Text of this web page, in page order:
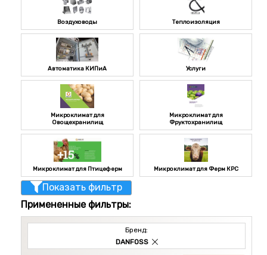
Воздуховоды Теплоизоляция
Автоматика КИПиА Услуги
Микроклимат для
Овощехранилищ
Микроклимат для
Фруктохранилищ
Микроклимат для Птицеферм Микроклимат для Ферм КРС
Показать фильтр
Примененные фильтры:
Бренд:
DANFOSS